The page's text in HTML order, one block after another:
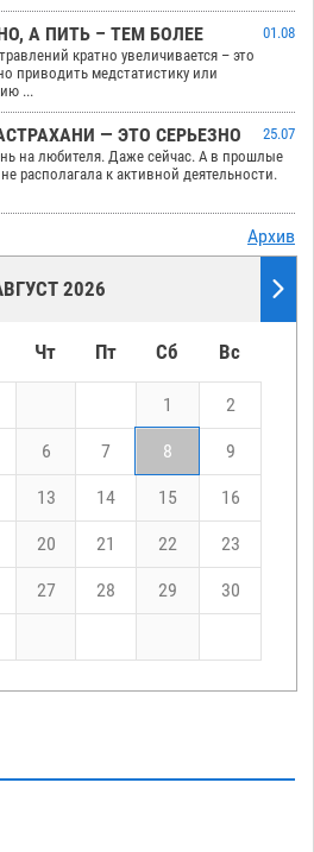
А ПИТЬ – ТЕМ БОЛЕЕ
01.08
кратно увеличивается – это
приводить медстатистику или
...
— ЭТО СЕРЬЕЗНО
25.07
на любителя. Даже сейчас. А в прошлые
располагала к активной деятельности.
Архив
2026
Чт Пт Сб Вс
1 2
6 7 8 9
13 14 15 16
20 21 22 23
27 28 29 30